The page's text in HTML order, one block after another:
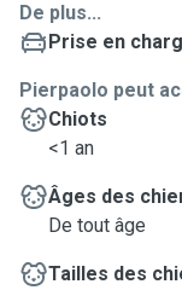
De plus...
Prise en
Pierpaolo peut
Chiots
<1 an
Âges des
De tout âge
Tailles des